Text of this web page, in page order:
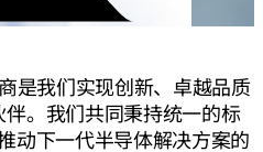
是我们实现创新、卓越品质
。我们共同秉持统一的标
动下一代半导体解决方案的